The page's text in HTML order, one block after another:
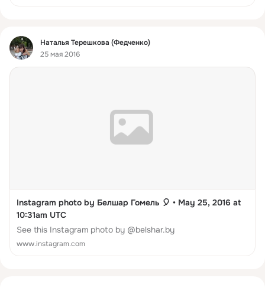
Фид
Наталья Терешкова (Федченко)
25 мая 2016
Instagram photo by Белшар Гомель 🎈 • May 25, 2016 at
10:31am UTC
See this Instagram photo by @belshar.by
www.instagram.com